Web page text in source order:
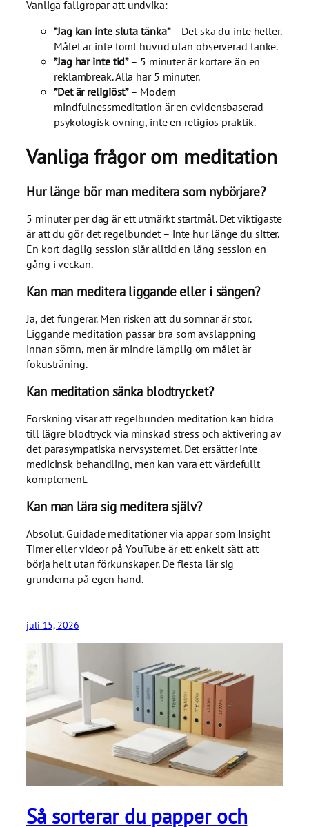
Vanliga fallgropar att undvika:
”Jag kan inte sluta tänka”– Det ska du inte heller.
Målet är inte tomt huvud utan observerad tanke.
”Jag har inte tid”– 5 minuter är kortare än en
reklambreak. Alla har 5 minuter.
”Det är religiöst”– Modern
mindfulnessmeditation är en evidensbaserad
psykologisk övning, inte en religiös praktik.
Vanliga frågor om meditation
Hur länge bör man meditera som nybörjare?
5 minuter per dag är ett utmärkt startmål. Det viktigaste
är att du gör det regelbundet – inte hur länge du sitter.
En kort daglig session slår alltid en lång session en
gång i veckan.
Kan man meditera liggande eller i sängen?
Ja, det fungerar. Men risken att du somnar är stor.
Liggande meditation passar bra som avslappning
innan sömn, men är mindre lämplig om målet är
fokusträning.
Kan meditation sänka blodtrycket?
Forskning visar att regelbunden meditation kan bidra
till lägre blodtryck via minskad stress och aktivering av
det parasympatiska nervsystemet. Det ersätter inte
medicinsk behandling, men kan vara ett värdefullt
komplement.
Kan man lära sig meditera själv?
Absolut. Guidade meditationer via appar som Insight
Timer eller videor på YouTube är ett enkelt sätt att
börja helt utan förkunskaper. De flesta lär sig
grunderna på egen hand.
juli 15, 2026
Så sorterar du papper och